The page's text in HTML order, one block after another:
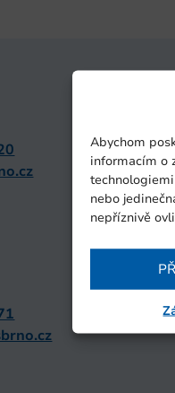
Abychom
informacím o
nebo
nepříznivě